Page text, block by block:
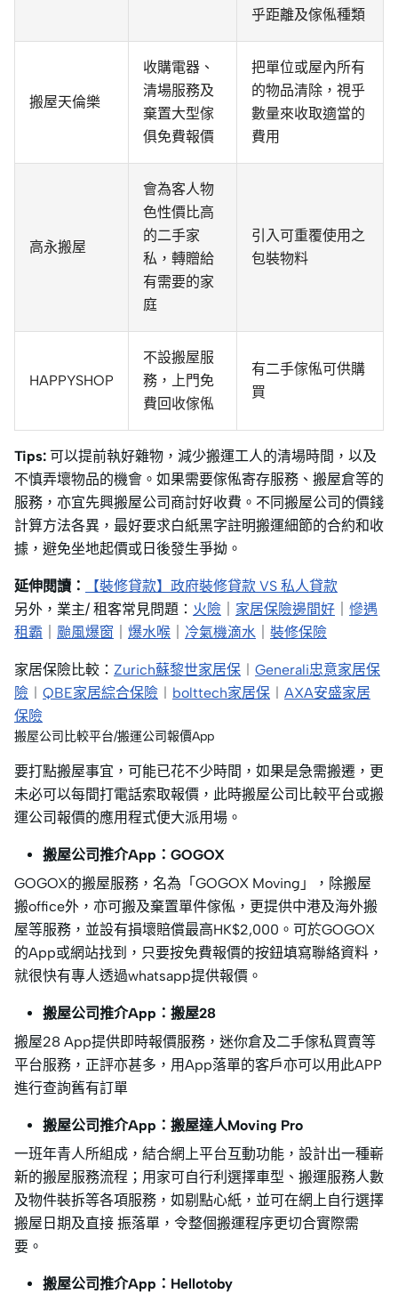
乎距離及傢俬種類
搬屋天倫樂
收購電器、
清場服務及
棄置大型傢
俱免費報價
把單位或屋內所有
的物品清除，視乎
數量來收取適當的
費用
高永搬屋
會為客人物
色性價比高
的二手家
私，轉贈給
有需要的家
庭
引入可重覆使用之
包裝物料
HAPPYSHOP
不設搬屋服
務，上門免
費回收傢俬
有二手傢俬可供購
買
Tips: 可以提前執好雜物，減少搬運工人的清場時間，以及
不慎弄壞物品的機會。如果需要傢俬寄存服務、搬屋倉等的
服務，亦宜先興搬屋公司商討好收費。不同搬屋公司的價錢
計算方法各異，最好要求白紙黑字註明搬運細節的合約和收
據，避免坐地起價或日後發生爭拗。
延伸閱讀：
【裝修貸款】政府裝修貸款 VS 私人貸款
另外，業主/ 租客常見問題： 火險 家居保險邊間好
慘遇
租霸
颱風爆窗 爆水喉 冷氣機滴水 裝修保險
家居保險比較： Zurich蘇黎世家居保 ︱ Generali忠意家居保
險 ︱ QBE家居綜合保險 ︱ bolttech家居保 ︱ AXA安盛家居
保險
搬屋公司比較平台/搬運公司報價App
要打點搬屋事宜，可能已花不少時間，如果是急需搬遷，更
未必可以每間打電話索取報價，此時搬屋公司比較平台或搬
運公司報價的應用程式便大派用場。
搬屋公司推介App：GOGOX
GOGOX的搬屋服務，名為「GOGOX Moving」，除搬屋
搬office外，亦可搬及棄置單件傢俬，更提供中港及海外搬
屋等服務，並設有損壞賠償最高HK$2,000。可於GOGOX
的App或網站找到，只要按免費報價的按鈕填寫聯絡資料，
就很快有專人透過whatsapp提供報價。
搬屋公司推介App：搬屋28
搬屋28 App提供即時報價服務，迷你倉及二手傢私買賣等
平台服務，正評亦甚多，用App落單的客戶亦可以用此APP
進行查詢舊有訂單
搬屋公司推介App：搬屋達人Moving Pro
一班年青人所組成，結合網上平台互動功能，設計出一種嶄
新的搬屋服務流程；用家可自行利選擇車型、搬運服務人數
及物件裝拆等各項服務，如剔點心紙，並可在網上自行選擇
搬屋日期及直接 振落單，令整個搬運程序更切合實際需
要。
搬屋公司推介App：Hellotoby